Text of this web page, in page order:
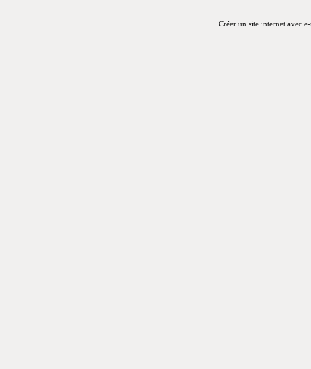
Créer un site internet avec